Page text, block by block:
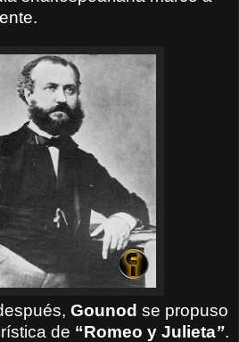
Gounod se propuso
de “Romeo y Julieta”.